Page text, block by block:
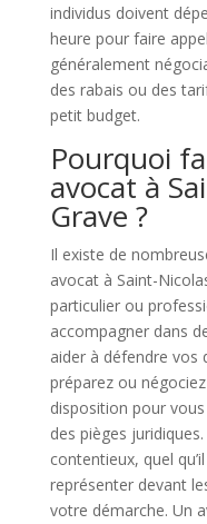
individus doivent
heure pour faire
généralement
des rabais ou des
petit budget.
Pourquoi
avocat à
Grave ?
Il existe de
avocat à Saint-
particulier ou
accompagner dans
aider à défendre vos
préparez ou
disposition pour
des pièges
contentieux, quel
représenter devant
votre démarche. Un